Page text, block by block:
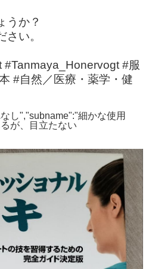
うか？
い。
#服
#自然／医療・薬学・健
し","subname":"細かな使用
が、目立たない